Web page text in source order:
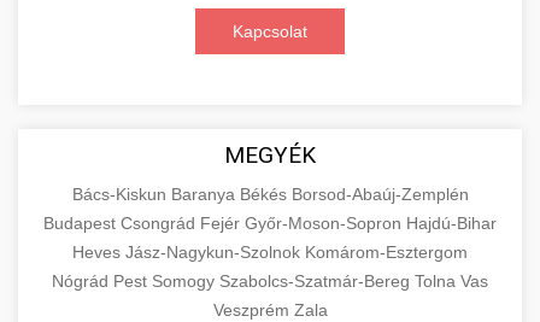
Kapcsolat
MEGYÉK
Bács-Kiskun Baranya Békés Borsod-Abaúj-Zemplén
Budapest Csongrád Fejér Győr-Moson-Sopron Hajdú-Bihar
Heves Jász-Nagykun-Szolnok Komárom-Esztergom
Nógrád Pest Somogy Szabolcs-Szatmár-Bereg Tolna Vas
Veszprém Zala